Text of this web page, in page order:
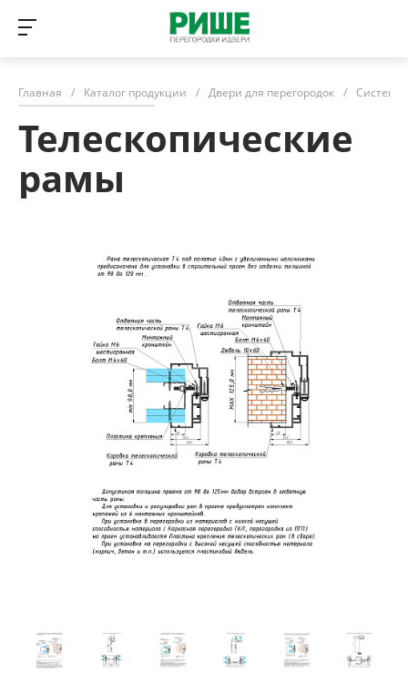
Главная / Каталог продукции / Двери для перегородок / Системы
Телескопические
рамы